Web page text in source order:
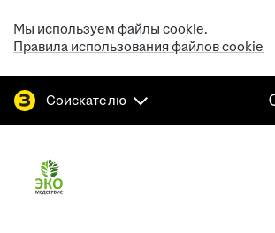
Мы используем файлы cookie.
Правила использования файлов cookie
Соискателю